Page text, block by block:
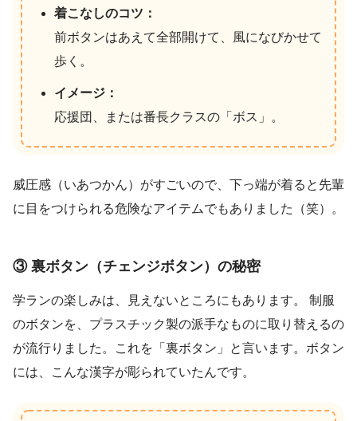
着こなしのコツ：
前ボタンはあえて全部開けて、風になびかせて
歩く。
イメージ：
応援団、または番長クラスの「ボス」。
威圧感（いあつかん）がすごいので、下っ端が着ると先輩
に目をつけられる危険なアイテムでもありました（笑）。
③ 裏ボタン（チェンジボタン）の秘密
学ランの楽しみは、見えないところにもあります。 制服
のボタンを、プラスチック製の派手なものに取り替えるの
が流行りました。これを「裏ボタン」と言います。ボタン
には、こんな漢字が彫られていたんです。